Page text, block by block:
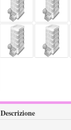
Descrizione